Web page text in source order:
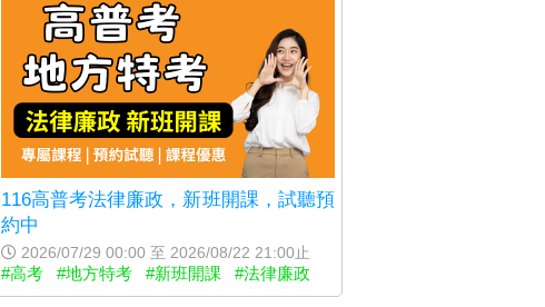
116高普考法律廉政，新班開課，試聽預
約中
2026/07/29 00:00 至 2026/08/22 21:00止
#高考 #地方特考 #新班開課 #法律廉政